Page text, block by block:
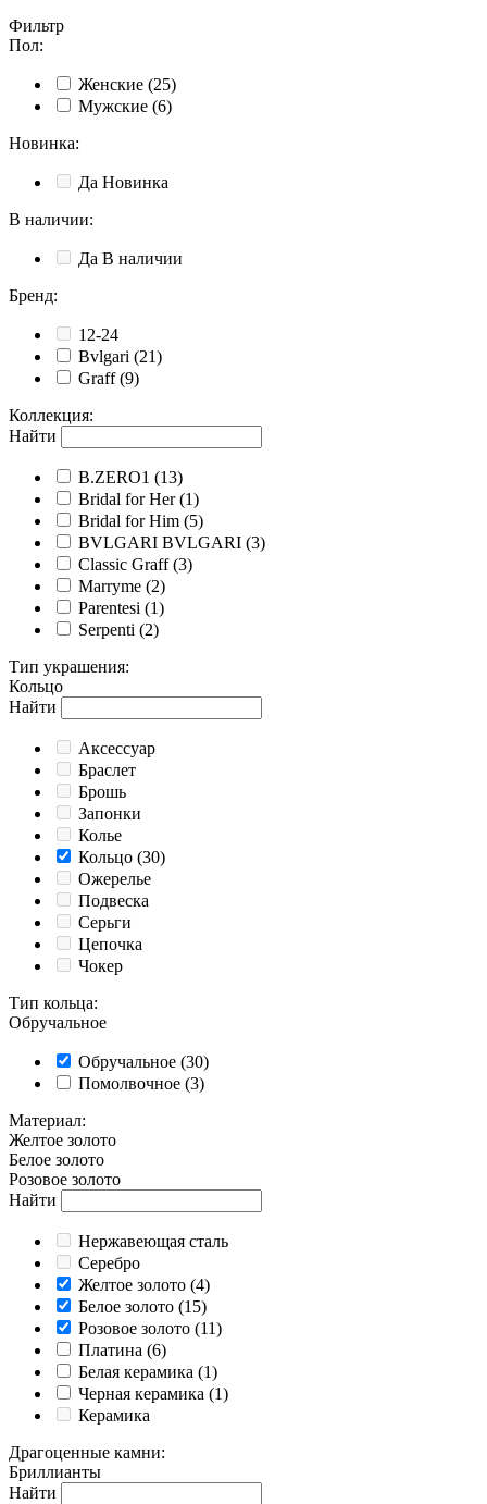
Фильтр
Пол:
Женские (25)
Мужские (6)
Новинка:
Да Новинка
В наличии:
Да В наличии
Бренд:
12-24
Bvlgari (21)
Graff (9)
Коллекция:
Найти
B.ZERO1 (13)
Bridal for Her (1)
Bridal for Him (5)
BVLGARI BVLGARI (3)
Classic Graff (3)
Marryme (2)
Parentesi (1)
Serpenti (2)
Тип украшения:
Кольцо
Найти
Аксессуар
Браслет
Брошь
Запонки
Колье
Кольцо (30)
Ожерелье
Подвеска
Серьги
Цепочка
Чокер
Тип кольца:
Обручальное
Обручальное (30)
Помолвочное (3)
Материал:
Желтое золото
Белое золото
Розовое золото
Найти
Нержавеющая сталь
Серебро
Желтое золото (4)
Белое золото (15)
Розовое золото (11)
Платина (6)
Белая керамика (1)
Черная керамика (1)
Керамика
Драгоценные камни:
Бриллианты
Найти